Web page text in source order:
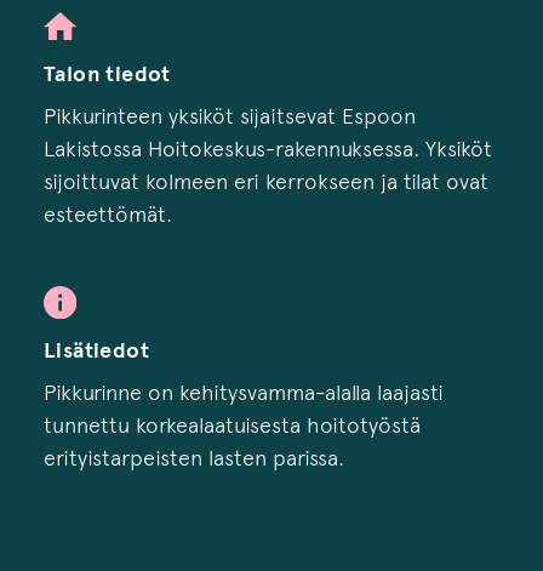
Talon tiedot
Pikkurinteen yksiköt sijaitsevat Espoon
Lakistossa Hoitokeskus-rakennuksessa. Yksiköt
sijoittuvat kolmeen eri kerrokseen ja tilat ovat
esteettömät.
Lisätiedot
Pikkurinne on kehitysvamma-alalla laajasti
tunnettu korkealaatuisesta hoitotyöstä
erityistarpeisten lasten parissa.